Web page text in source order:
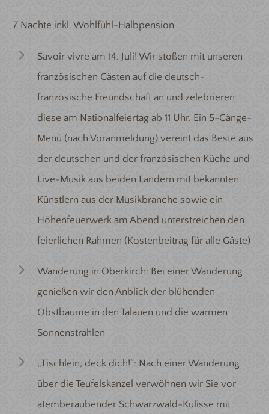
7 Nächte inkl. Wohlfühl-Halbpension
Savoir vivre am 14. Juli! Wir stoßen mit unseren
französischen Gästen auf die deutsch-
französische Freundschaft an und zelebrieren
diese am Nationalfeiertag ab 11 Uhr. Ein 5-Gänge-
Menü (nach Voranmeldung) vereint das Beste aus
der deutschen und der französischen Küche und
Live-Musik aus beiden Ländern mit bekannten
Künstlern aus der Musikbranche sowie ein
Höhenfeuerwerk am Abend unterstreichen den
feierlichen Rahmen (Kostenbeitrag für alle Gäste)
Wanderung in Oberkirch: Bei einer Wanderung
genießen wir den Anblick der blühenden
Obstbäume in den Talauen und die warmen
Sonnenstrahlen
„Tischlein, deck dich!“: Nach einer Wanderung
über die Teufelskanzel verwöhnen wir Sie vor
atemberaubender Schwarzwald-Kulisse mit